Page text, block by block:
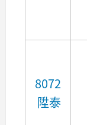
8072
陞泰